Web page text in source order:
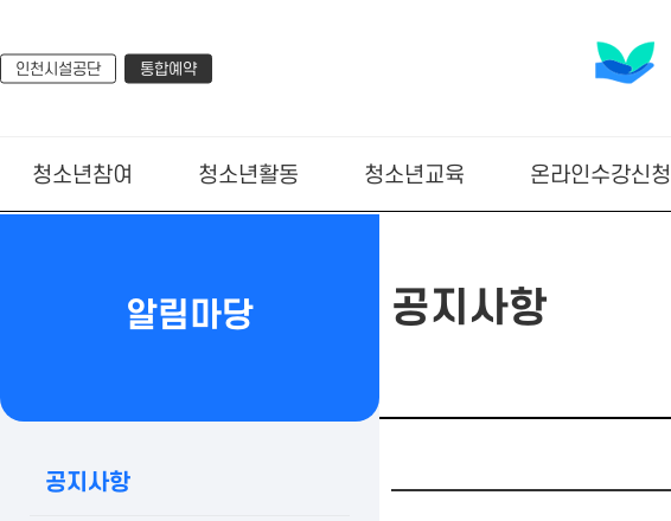
인천시설공단 통합예약
청소년참여 청소년활동 청소년교육 온라인수강신청
알림마당
공지사항
공지사항